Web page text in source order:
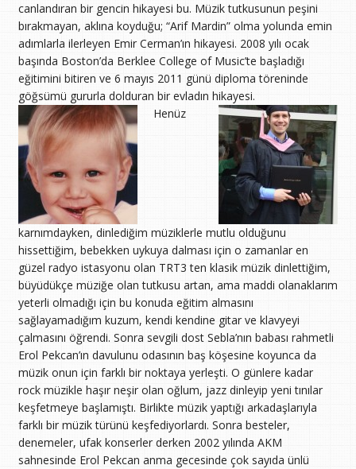
canlandıran bir gencin hikayesi bu. Müzik tutkusunun peşini
bırakmayan, aklına koyduğu; “Arif Mardin” olma yolunda emin
adımlarla ilerleyen Emir Cerman’ın hikayesi. 2008 yılı ocak
başında Boston’da Berklee College of Music’te başladığı
eğitimini bitiren ve 6 mayıs 2011 günü diploma töreninde
göğsümü gururla dolduran bir evladın hikayesi.
Henüz
karnımdayken, dinlediğim müziklerle mutlu olduğunu
hissettiğim, bebekken uykuya dalması için o zamanlar en
güzel radyo istasyonu olan TRT3 ten klasik müzik dinlettiğim,
büyüdükçe müziğe olan tutkusu artan, ama maddi olanaklarım
yeterli olmadığı için bu konuda eğitim almasını
sağlayamadığım kuzum, kendi kendine gitar ve klavyeyi
çalmasını öğrendi. Sonra sevgili dost Sebla’nın babası rahmetli
Erol Pekcan’ın davulunu odasının baş köşesine koyunca da
müzik onun için farklı bir noktaya yerleşti. O günlere kadar
rock müzikle haşır neşir olan oğlum, jazz dinleyip yeni tınılar
keşfetmeye başlamıştı. Birlikte müzik yaptığı arkadaşlarıyla
farklı bir müzik türünü keşfediyorlardı. Sonra besteler,
denemeler, ufak konserler derken 2002 yılında AKM
sahnesinde Erol Pekcan anma gecesinde çok sayıda ünlü